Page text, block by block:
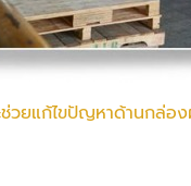
วยแก้ไขปัญหาด้านกล่อ